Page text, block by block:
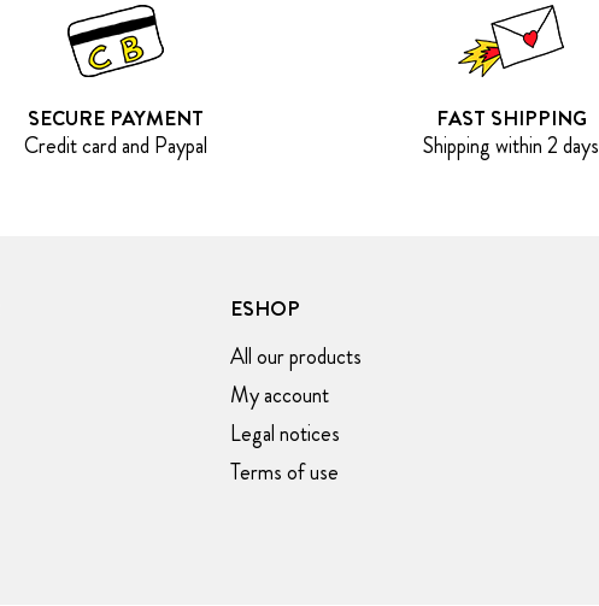
SECURE PAYMENT
Credit card and Paypal
FAST SHIPPING
Shipping within 2 days
ESHOP
All our products
My account
Legal notices
Terms of use